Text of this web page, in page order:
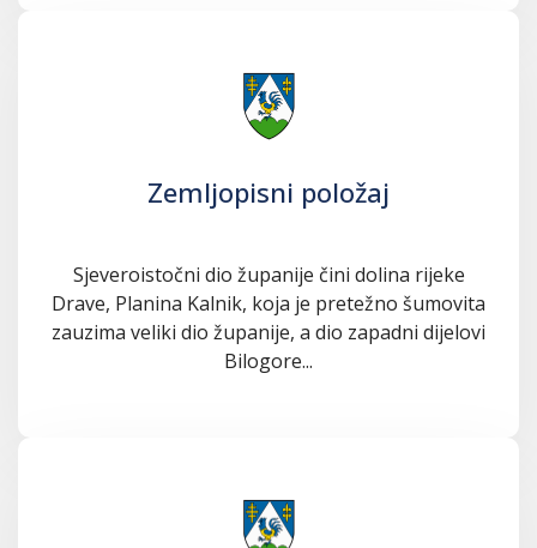
Zemljopisni položaj
Sjeveroistočni dio županije čini dolina rijeke
Drave, Planina Kalnik, koja je pretežno šumovita
zauzima veliki dio županije, a dio zapadni dijelovi
Bilogore...